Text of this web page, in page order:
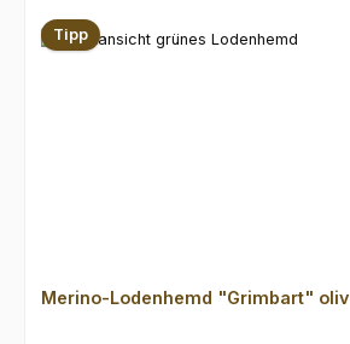
Tipp
Merino-Lodenhemd "Grimbart" oliv